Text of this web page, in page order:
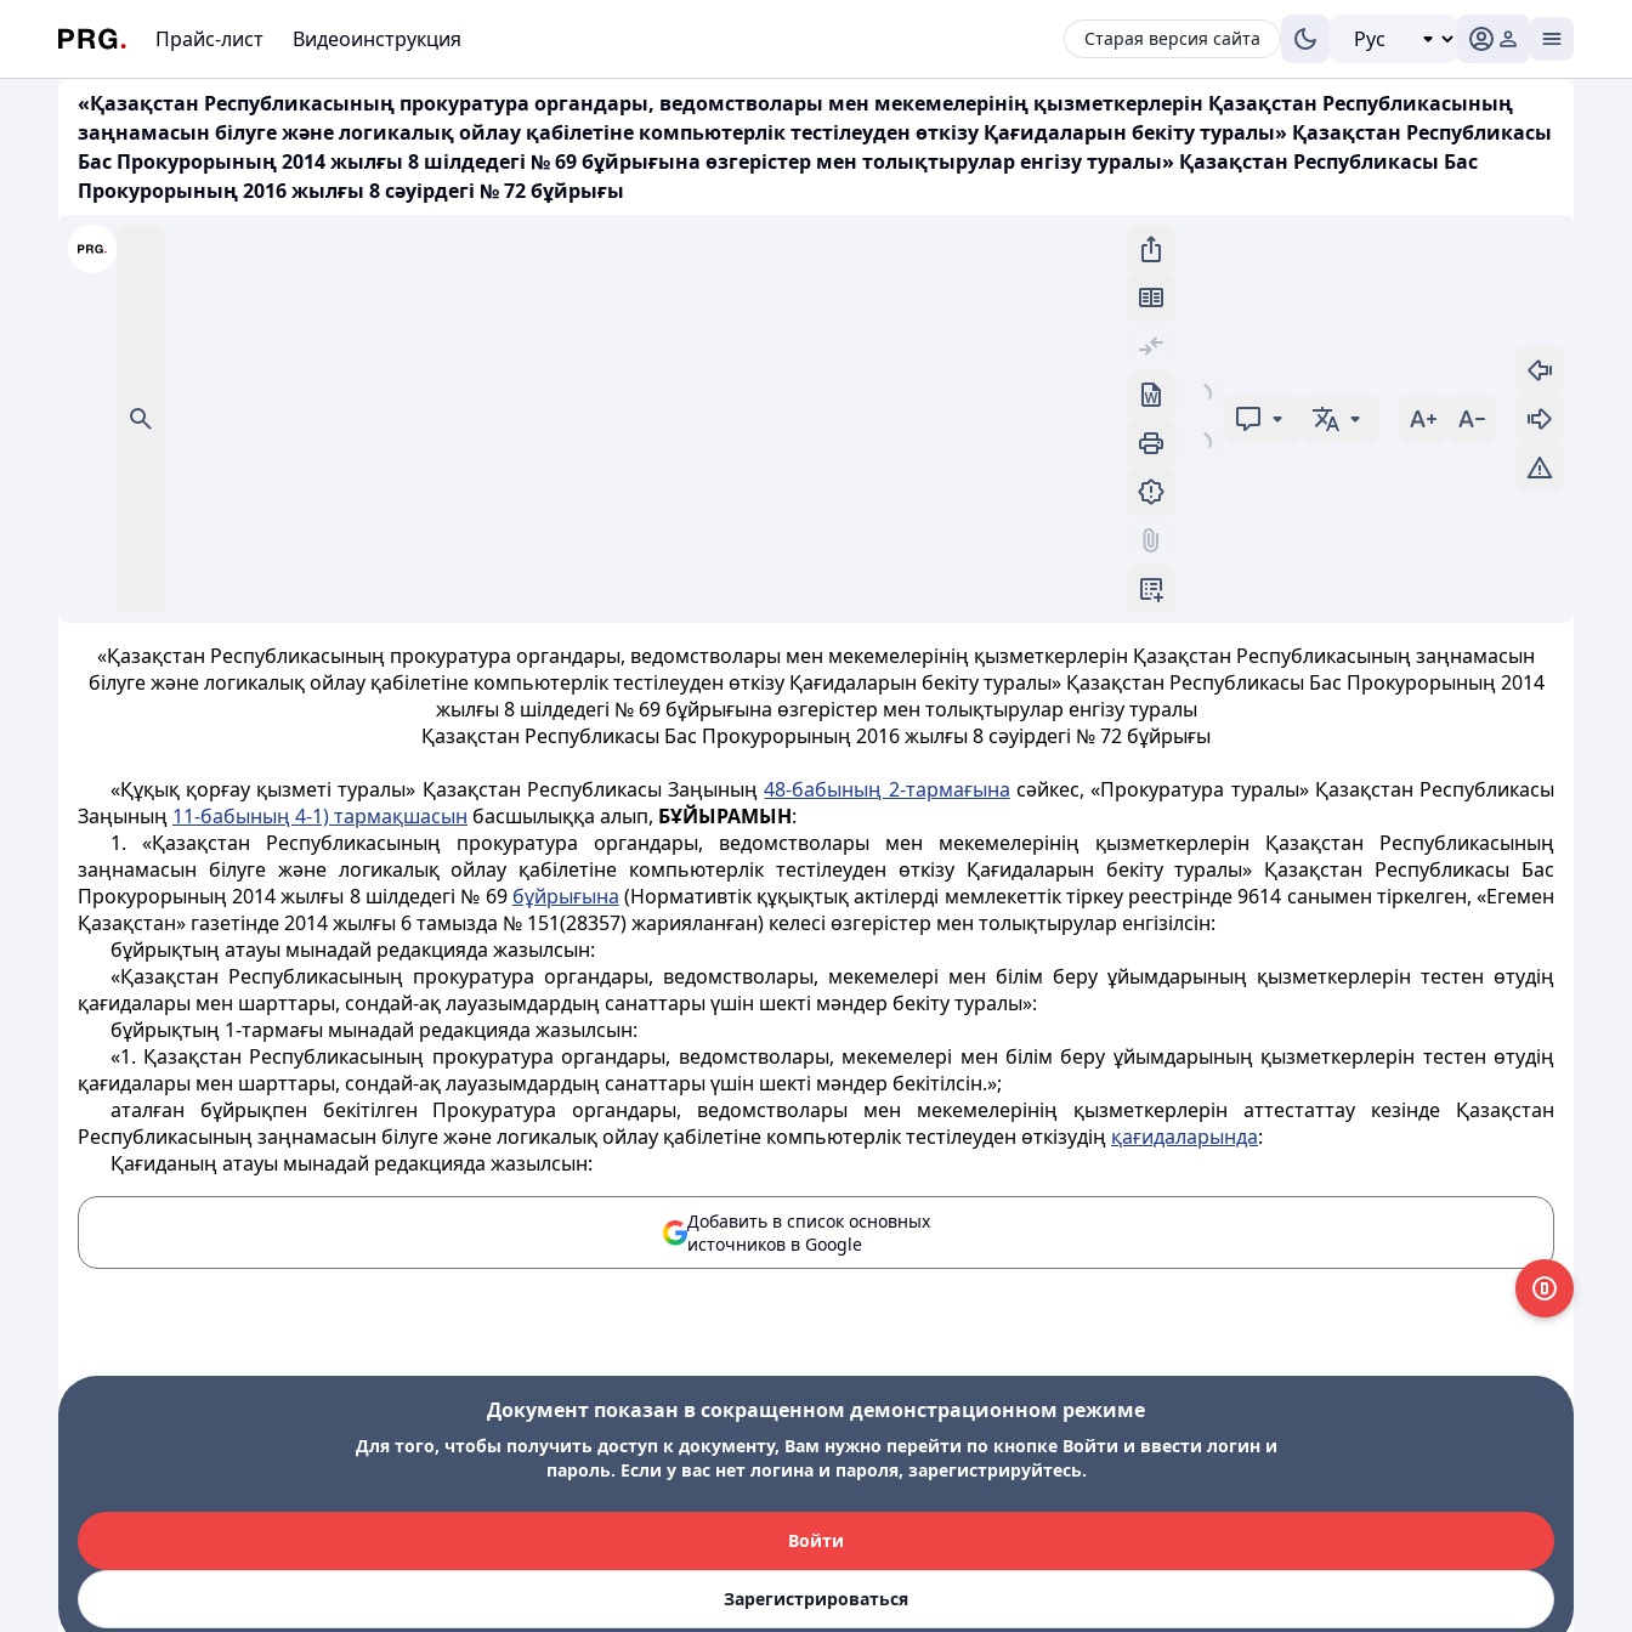
Прайс-лист Видеоинструкция Старая версия сайта
«Қазақстан Республикасының прокуратура органдары, ведомстволары мен мекемелерінің қызметкерлерін Қазақстан Республикасының
заңнамасын білуге және логикалық ойлау қабілетіне компьютерлік тестілеуден өткізу Қағидаларын бекіту туралы» Қазақстан Республикасы
Бас Прокурорының 2014 жылғы 8 шілдедегі № 69 бұйрығына өзгерістер мен толықтырулар енгізу туралы» Қазақстан Республикасы Бас
Прокурорының 2016 жылғы 8 сәуірдегі № 72 бұйрығы
«Қазақстан Республикасының прокуратура органдары, ведомстволары мен мекемелерінің қызметкерлерін Қазақстан Республикасының заңнамасын
білуге және логикалық ойлау қабілетіне компьютерлік тестілеуден өткізу Қағидаларын бекіту туралы» Қазақстан Республикасы Бас Прокурорының 2014
жылғы 8 шілдедегі № 69 бұйрығына өзгерістер мен толықтырулар енгізу туралы
Қазақстан Республикасы Бас Прокурорының 2016 жылғы 8 сәуірдегі № 72 бұйрығы
«Құқық қорғау қызметі туралы» Қазақстан Республикасы Заңының48-бабының 2-тармағына сәйкес, «Прокуратура туралы» Қазақстан Республикасы
Заңының 11-бабының 4-1) тармақшасын басшылыққа алып, БҰЙЫРАМЫН:
1. «Қазақстан Республикасының прокуратура органдары, ведомстволары мен мекемелерінің қызметкерлерін Қазақстан Республикасының
заңнамасын білуге және логикалық ойлау қабілетіне компьютерлік тестілеуден өткізу Қағидаларын бекіту туралы» Қазақстан Республикасы Бас
Прокурорының 2014 жылғы 8 шілдедегі № 69 бұйрығына (Нормативтік құқықтық актілерді мемлекеттік тіркеу реестрінде 9614 санымен тіркелген, «Егемен
Қазақстан» газетінде 2014 жылғы 6 тамызда № 151(28357) жарияланған) келесі өзгерістер мен толықтырулар енгізілсін:
бұйрықтың атауы мынадай редакцияда жазылсын:
«Қазақстан Республикасының прокуратура органдары, ведомстволары, мекемелері мен білім беру ұйымдарының қызметкерлерін тестен өтудің
қағидалары мен шарттары, сондай-ақ лауазымдардың санаттары үшін шекті мәндер бекіту туралы»:
бұйрықтың 1-тармағы мынадай редакцияда жазылсын:
«1. Қазақстан Республикасының прокуратура органдары, ведомстволары, мекемелері мен білім беру ұйымдарының қызметкерлерін тестен өтудің
қағидалары мен шарттары, сондай-ақ лауазымдардың санаттары үшін шекті мәндер бекітілсін.»;
аталған бұйрықпен бекітілген Прокуратура органдары, ведомстволары мен мекемелерінің қызметкерлерін аттестаттау кезінде Қазақстан
Республикасының заңнамасын білуге және логикалық ойлау қабілетіне компьютерлік тестілеуден өткізудің қағидаларында:
Қағиданың атауы мынадай редакцияда жазылсын:
Добавить в список основных
источников в Google
Документ показан в сокращенном демонстрационном режиме
Для того, чтобы получить доступ к документу, Вам нужно перейти по кнопке Войти и ввести логин и
пароль. Если у вас нет логина и пароля, зарегистрируйтесь.
Войти
Зарегистрироваться